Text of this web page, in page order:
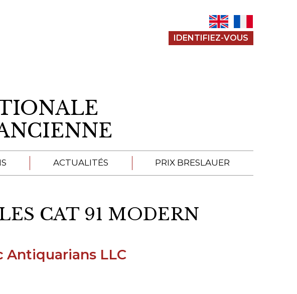
IDENTIFIEZ-VOUS
ACTUALITÉS PRIX BRESLAUER
SOUMISSIONS 2026
CAT 91 MODERN
Antiquarians LLC